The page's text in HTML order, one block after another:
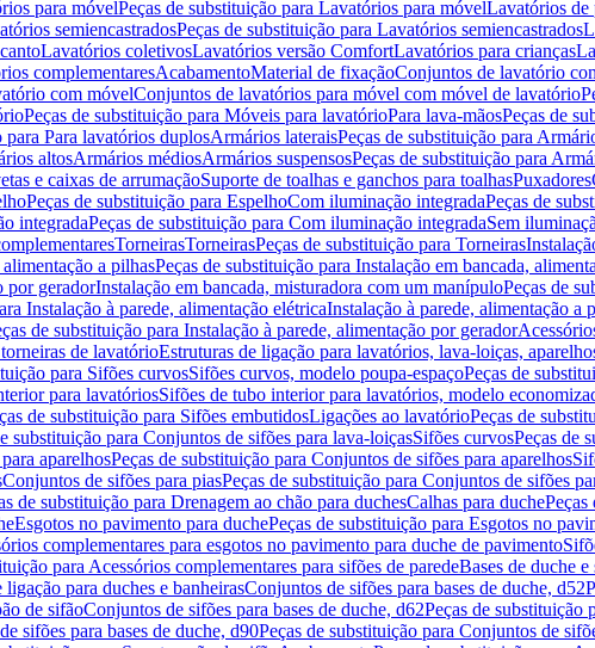
para móvelPeças de substituição para Lavatórios para móvelLavatórios de
semiencastradosPeças de substituição para Lavatórios semiencastrados
Lavatórios coletivosLavatórios versão ComfortLavatórios para crianças
complementaresAcabamentoMaterial de fixaçãoConjuntos de lavatório
com móvelConjuntos de lavatórios para móvel com móvel de lavatório
Peças de substituição para Móveis para lavatórioPara lava-mãosPeças de
para Para lavatórios duplosArmários lateraisPeças de substituição para
altosArmários médiosArmários suspensosPeças de substituição para
e caixas de arrumaçãoSuporte de toalhas e ganchos para toalhasPuxadores
Peças de substituição para EspelhoCom iluminação integradaPeças de
integradaPeças de substituição para Com iluminação integradaSem
TorneirasTorneirasPeças de substituição para Torneiras
a pilhasPeças de substituição para Instalação em bancada,
por geradorInstalação em bancada, misturadora com um manípuloPeças de
Instalação à parede, alimentação elétricaInstalação à parede, alimentação a
de substituição para Instalação à parede, alimentação por gerador
de lavatórioEstruturas de ligação para lavatórios, lava-loiças,
para Sifões curvosSifões curvos, modelo poupa-espaçoPeças de
para lavatóriosSifões de tubo interior para lavatórios, modelo
de substituição para Sifões embutidosLigações ao lavatórioPeças de
substituição para Conjuntos de sifões para lava-loiçasSifões curvosPeças de
aparelhosPeças de substituição para Conjuntos de sifões para aparelhos
Conjuntos de sifões para piasPeças de substituição para Conjuntos de sifões
de substituição para Drenagem ao chão para duchesCalhas para duchePeças
Esgotos no pavimento para duchePeças de substituição para Esgotos no
complementares para esgotos no pavimento para duche de pavimento
para Acessórios complementares para sifões de paredeBases de duche
ligação para duches e banheirasConjuntos de sifões para bases de duche, d52
de sifãoConjuntos de sifões para bases de duche, d62Peças de substituição
sifões para bases de duche, d90Peças de substituição para Conjuntos de